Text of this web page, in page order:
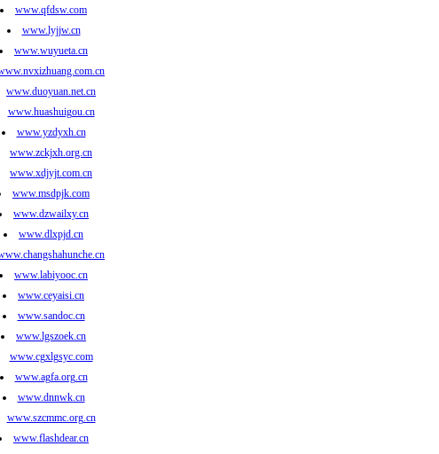
www.qfdsw.com
www.lyjjw.cn
www.wuyueta.cn
www.duoyuan.net.cn
www.huashuigou.cn
www.yzdyxh.cn
www.zckjxh.org.cn
www.xdjyjt.com.cn
www.msdpjk.com
www.dzwailxy.cn
www.dlxpjd.cn
www.labiyooc.cn
www.ceyaisi.cn
www.sandoc.cn
www.lgszoek.cn
www.cgxlgsyc.com
www.agfa.org.cn
www.dnnwk.cn
www.szcmmc.org.cn
www.flashdear.cn